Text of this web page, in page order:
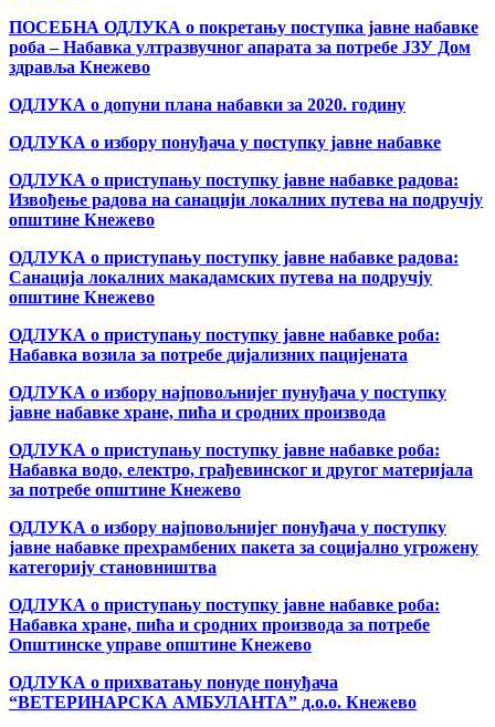
ПОСЕБНА ОДЛУКА о покретању поступка јавне набавке
роба – Набавка ултразвучног апарата за потребе ЈЗУ Дом
здравља Кнежево
ОДЛУКА о допуни плана набавки за 2020. годину
ОДЛУКА о избору понуђача у поступку јавне набавке
ОДЛУКА о приступању поступку јавне набавке радова:
Извођење радова на санацији локалних путева на подручју
општине Кнежево
ОДЛУКА о приступању поступку јавне набавке радова:
Санација локалних макадамских путева на подручју
општине Кнежево
ОДЛУКА о приступању поступку јавне набавке роба:
Набавка возила за потребе дијализних пацијената
ОДЛУКА о избору најповољнијег пунуђача у поступку
јавне набавке хране, пића и сродних производа
ОДЛУКА о приступању поступку јавне набавке роба:
Набавка водо, електро, грађевинског и другог материјала
за потребе општине Кнежево
ОДЛУКА о избору најповољнијег понуђача у поступку
јавне набавке прехрамбених пакета за социјално угрожену
категорију становништва
ОДЛУКА о приступању поступку јавне набавке роба:
Набавка хране, пића и сродних производа за потребе
Општинске управе општине Кнежево
ОДЛУКА о прихватању понуде понуђача
“ВЕТЕРИНАРСКА АМБУЛАНТА” д.о.о. Кнежево